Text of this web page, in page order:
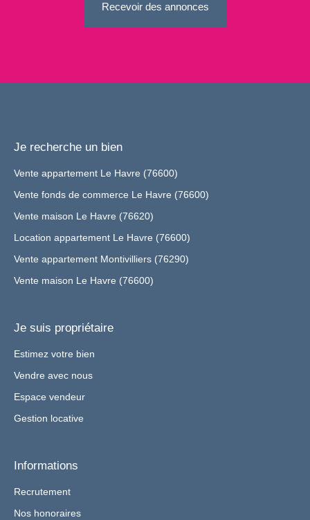
Recevoir des annonces
Je recherche un bien
Vente appartement Le Havre (76600)
Vente fonds de commerce Le Havre (76600)
Vente maison Le Havre (76620)
Location appartement Le Havre (76600)
Vente appartement Montivilliers (76290)
Vente maison Le Havre (76600)
Je suis propriétaire
Estimez votre bien
Vendre avec nous
Espace vendeur
Gestion locative
Informations
Recrutement
Nos honoraires